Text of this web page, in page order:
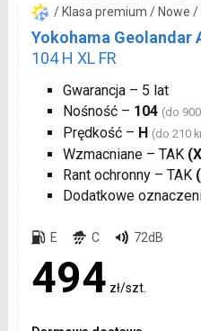
/ Klasa premium / Nowe /
Yokohama Geolandar
104 H XL FR
Gwarancja – 5 lat
Nośność – 104 (do
Prędkość – H (do 210
Wzmacniane – TAK
Rant ochronny – TAK
Dodatkowe
E C 72dB
494 zł/szt.